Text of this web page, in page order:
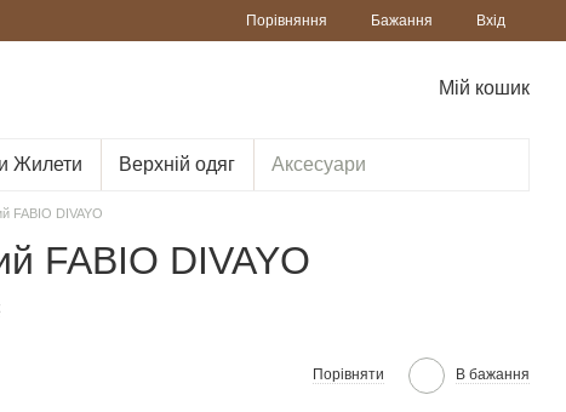
Порівняння Бажання Вхід
Мій кошик
Жилети Верхній одяг Аксесуари
FABIO DIVAYO
FABIO DIVAYO
Порівняти В бажання